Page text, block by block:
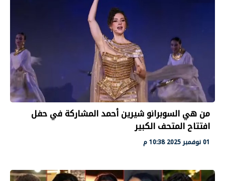
من هي السوبرانو شيرين أحمد المشاركة في حفل
افتتاح المتحف الكبير
01 نوفمبر 2025 10:38 م